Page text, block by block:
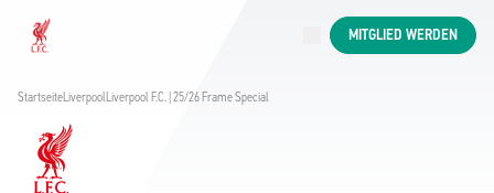
Now live
MITGLIED WERDEN
StartseiteLiverpoolLiverpool F.C. | 25/26 Frame Special